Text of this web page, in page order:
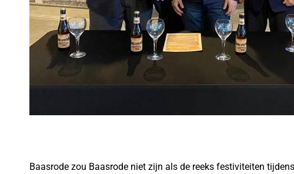
Baasrode zou Baasrode niet zijn als de reeks festiviteiten